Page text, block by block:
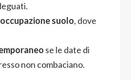
suolo, dove
se le date di
non combaciano.